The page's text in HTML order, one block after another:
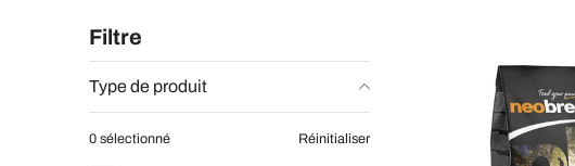
Filtre
Type de produit
0 sélectionné Réinitialiser